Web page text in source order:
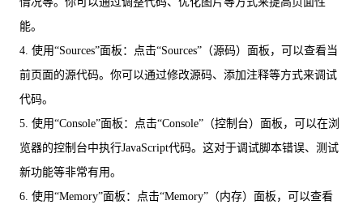
能。
4. 使用“Sources”面板：点击“Sources”（源码）面板，可以查看当
前页面的源代码。你可以通过修改源码、添加注释等方式来调试
代码。
5. 使用“Console”面板：点击“Console”（控制台）面板，可以在浏
览器的控制台中执行JavaScript代码。这对于调试脚本错误、测试
新功能等非常有用。
6. 使用“Memory”面板：点击“Memory”（内存）面板，可以查看